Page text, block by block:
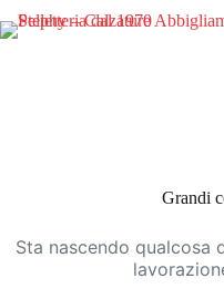
al
Grandi
Sta nascendo qualcosa